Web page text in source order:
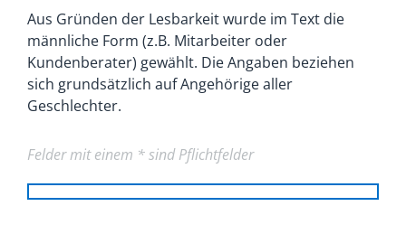
Aus Gründen der Lesbarkeit wurde im Text die
männliche Form (z.B. Mitarbeiter oder
Kundenberater) gewählt. Die Angaben beziehen
sich grundsätzlich auf Angehörige aller
Geschlechter.
Felder mit einem *sind Pflichtfelder